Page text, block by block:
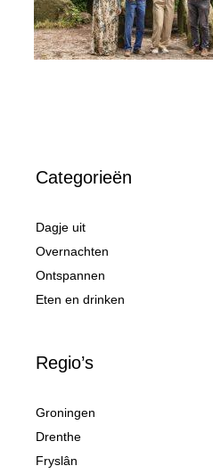
Categorieën
Dagje uit
Overnachten
Ontspannen
Eten en drinken
Regio’s
Groningen
Drenthe
Fryslân